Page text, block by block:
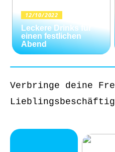
12/10/2022
Leckere Drinks für
einen festlichen
Abend
Verbringe deine